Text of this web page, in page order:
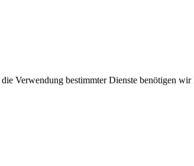
Verwendung bestimmter Dienste benötigen